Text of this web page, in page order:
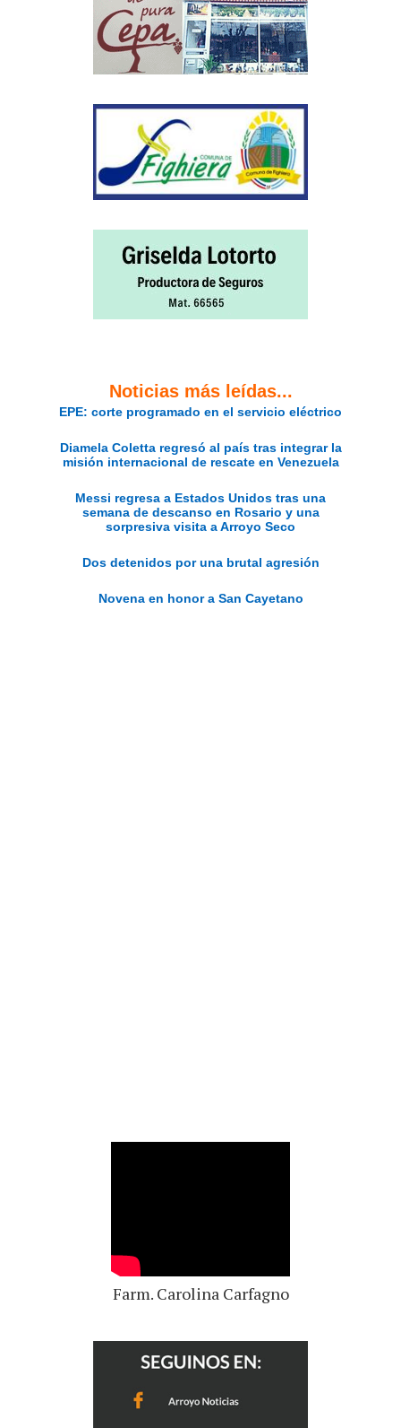
Noticias más leídas...
EPE: corte programado en el servicio eléctrico
Diamela Coletta regresó al país tras integrar la
misión internacional de rescate en Venezuela
Messi regresa a Estados Unidos tras una
semana de descanso en Rosario y una
sorpresiva visita a Arroyo Seco
Dos detenidos por una brutal agresión
Novena en honor a San Cayetano
Farm. Carolina Carfagno